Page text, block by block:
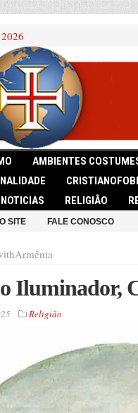
AMBIENTES
NOTICIAS RELIGIÃO
SITE FALE CONOSCO
Armênia
Iluminador,
Religião